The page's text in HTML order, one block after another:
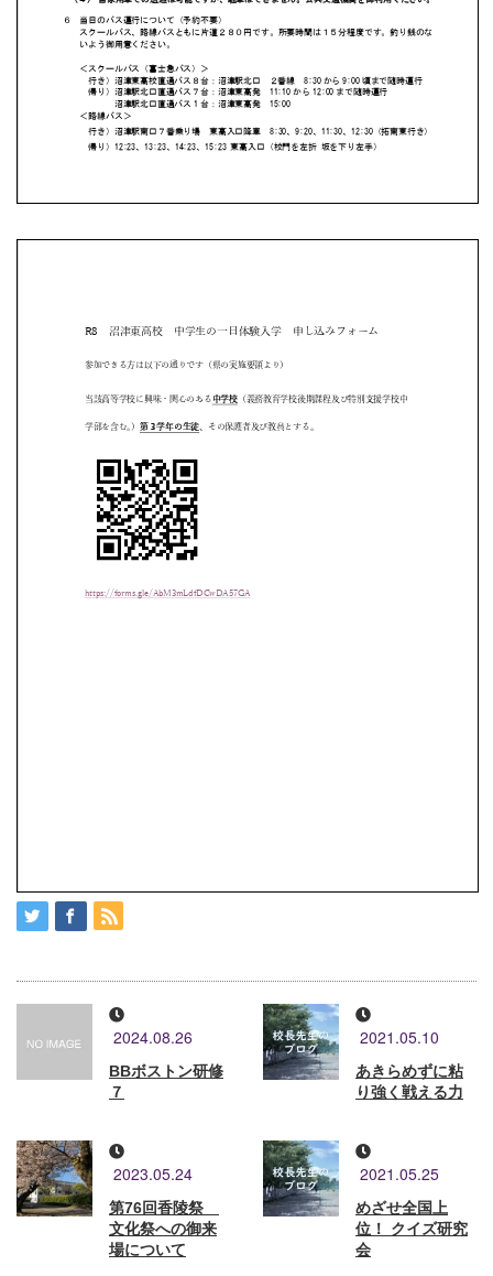
2024.08.26
BBボストン研修
７
2021.05.10
あきらめずに粘
り強く戦える力
2023.05.24
第76回香陵祭
文化祭への御来
場について
2021.05.25
めざせ全国上
位！ クイズ研究
会